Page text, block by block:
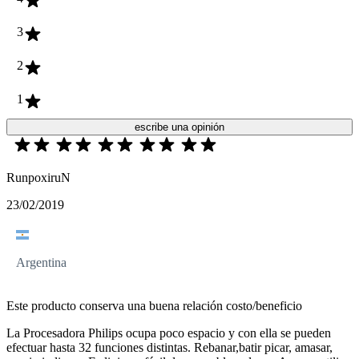
3
2
1
escribe una opinión
RunpoxiruN
23/02/2019
Argentina
Este producto conserva una buena relación costo/beneficio
La Procesadora Philips ocupa poco espacio y con ella se pueden
efectuar hasta 32 funciones distintas. Rebanar,batir picar, amasar,